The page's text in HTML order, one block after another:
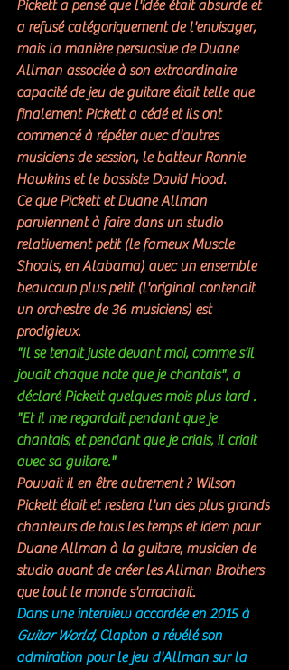
Pickett a pensé que l'idée était absurde et
a refusé catégoriquement de l'envisager,
mais la manière persuasive de Duane
Allman associée à son extraordinaire
capacité de jeu de guitare était telle que
finalement Pickett a cédé et ils ont
commencé à répéter avec d'autres
musiciens de session, le batteur Ronnie
Hawkins et le bassiste David Hood.
Ce que Pickett et Duane Allman
parviennent à faire dans un studio
relativement petit (le fameux Muscle
Shoals, en Alabama) avec un ensemble
beaucoup plus petit (l'original contenait
un orchestre de 36 musiciens) est
prodigieux.
"Il se tenait juste devant moi, comme s'il
jouait chaque note que je chantais", a
déclaré Pickett quelques mois plus tard .
"Et il me regardait pendant que je
chantais, et pendant que je criais, il criait
avec sa guitare."
Pouvait il en être autrement ? Wilson
Pickett était et restera l'un des plus grands
chanteurs de tous les temps et idem pour
Duane Allman à la guitare, musicien de
studio avant de créer les Allman Brothers
que tout le monde s'arrachait.
Dans une interview accordée en 2015 à
Guitar World, Clapton a révélé son
admiration pour le jeu d'Allman sur la